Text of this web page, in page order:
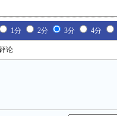
1分 2分 3分 4分
论